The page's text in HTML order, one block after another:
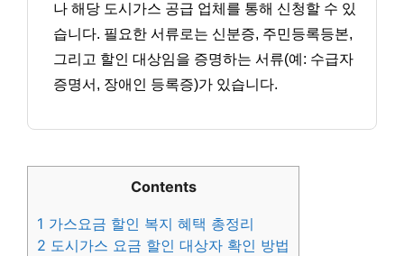
나 해당 도시가스 공급 업체를 통해 신청할 수 있
습니다. 필요한 서류로는 신분증, 주민등록등본,
그리고 할인 대상임을 증명하는 서류(예: 수급자
증명서, 장애인 등록증)가 있습니다.
Contents
1 가스요금 할인 복지 혜택 총정리
2 도시가스 요금 할인 대상자 확인 방법